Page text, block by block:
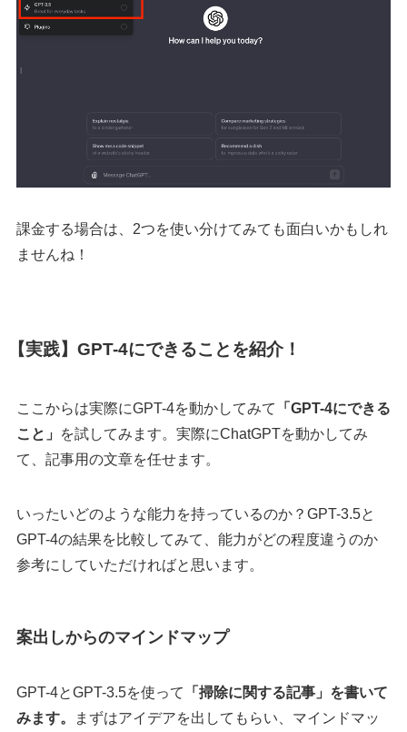
課金する場合は、2つを使い分けてみても面白いかもしれ
ませんね！
【実践】GPT-4にできることを紹介！
ここからは実際にGPT-4を動かしてみて
「GPT-4にできる
こと」
を試してみます。実際にChatGPTを動かしてみ
て、記事用の文章を任せます。
いったいどのような能力を持っているのか？GPT-3.5と
GPT-4の結果を比較してみて、能力がどの程度違うのか
参考にしていただければと思います。
案出しからのマインドマップ
GPT-4とGPT-3.5を使って
「掃除に関する記事」を書いて
みます。
まずはアイデアを出してもらい、マインドマッ